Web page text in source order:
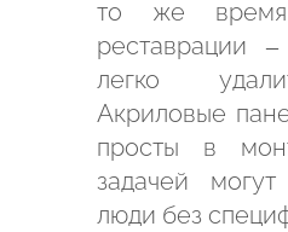
то же
реставрации
легко
Акриловые
просты в
задачей
люди без